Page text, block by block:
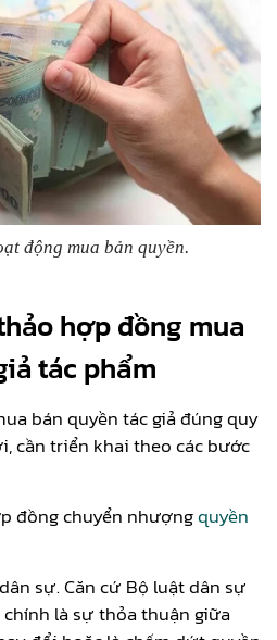
động mua bản quyền.
hợp đồng mua
tác phẩm
bán quyền tác giả đúng quy
cần triển khai theo các bước
đồng chuyển nhượngquyền
sự. Căn cứ Bộ luật dân sự
là sự thỏa thuận giữa